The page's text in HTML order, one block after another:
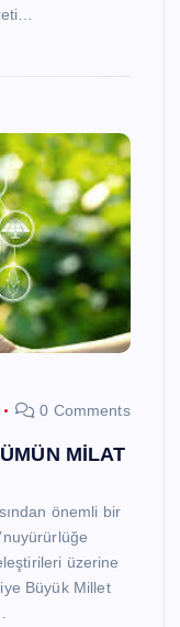
0 Comments
MİLAT
önemli bir
üzerine
Büyük Millet